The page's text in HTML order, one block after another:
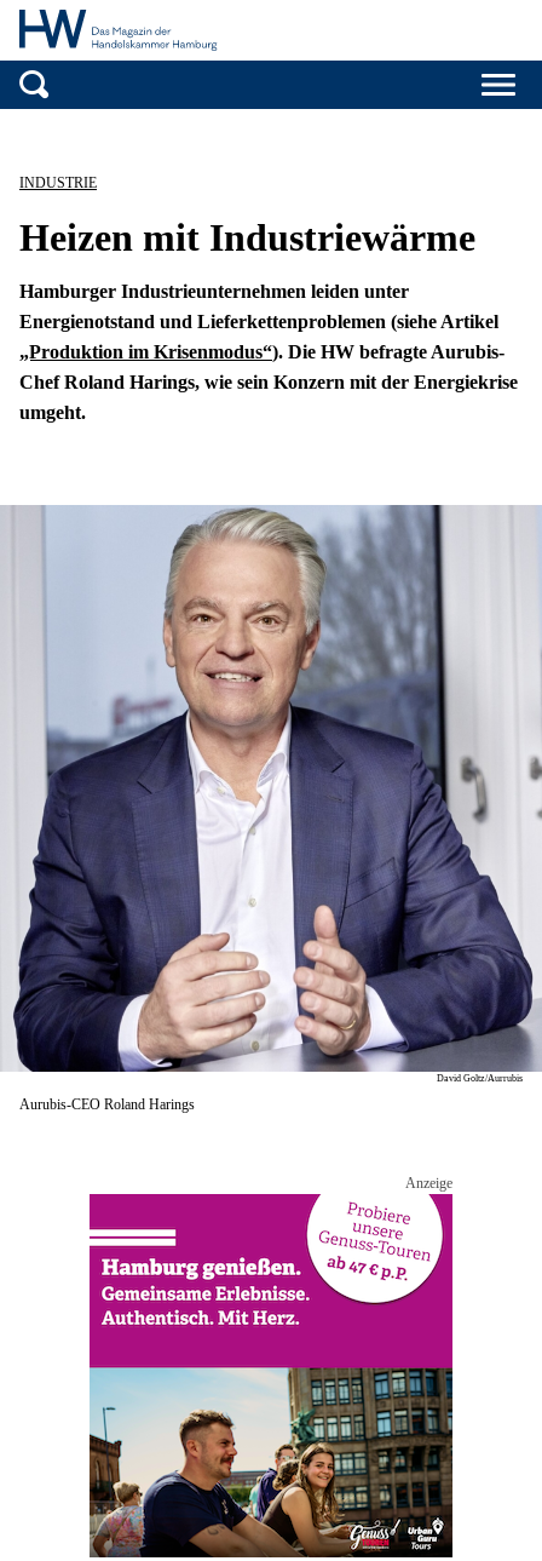
Handelskammer
INDUSTRIE
Heizen mit Industriewärme
Hamburger Industrieunternehmen leiden unter
Energienotstand und Lieferkettenproblemen (siehe Artikel
„Produktion im Krisenmodus“). Die HW befragte Aurubis-
Chef Roland Harings, wie sein Konzern mit der Energiekrise
umgeht.
David Goltz/Aurrubis
Aurubis-CEO Roland Harings